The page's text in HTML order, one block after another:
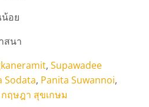
อย
สนา
, Supawadee
Sodata, Panita Suwannoi,
กฤษฎา สุขเกษม